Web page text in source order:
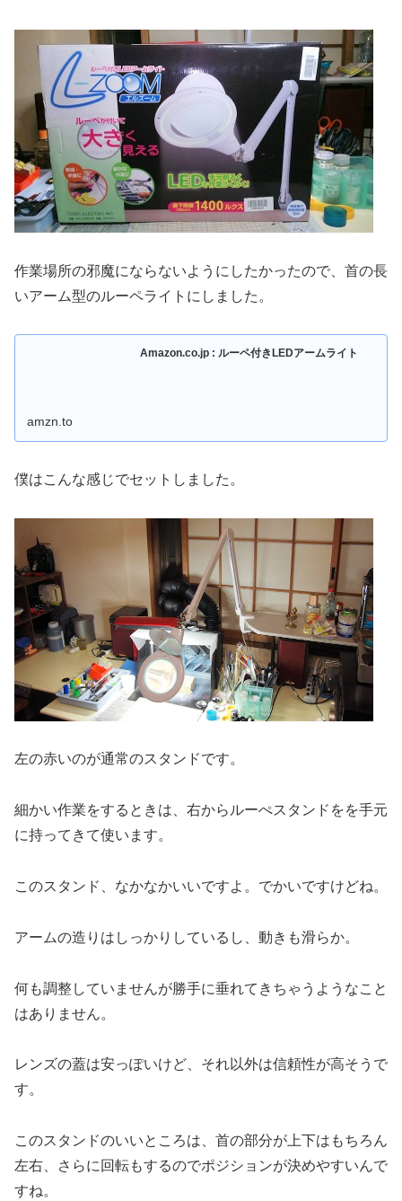
作業場所の邪魔にならないようにしたかったので、首の長
いアーム型のルーペライトにしました。
Amazon.co.jp : ルーペ付きLEDアームライト
amzn.to
僕はこんな感じでセットしました。
左の赤いのが通常のスタンドです。
細かい作業をするときは、右からルーぺスタンドをを手元
に持ってきて使います。
このスタンド、なかなかいいですよ。でかいですけどね。
アームの造りはしっかりしているし、動きも滑らか。
何も調整していませんが勝手に垂れてきちゃうようなこと
はありません。
レンズの蓋は安っぽいけど、それ以外は信頼性が高そうで
す。
このスタンドのいいところは、首の部分が上下はもちろん
左右、さらに回転もするのでポジションが決めやすいんで
すね。